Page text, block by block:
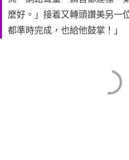
麼好。」接着又轉頭讚美另一
都準時完成，也給他鼓掌！」